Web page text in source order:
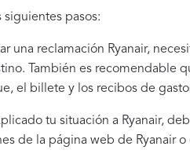
siguientes pasos:
una reclamación Ryanair,
También es recomendable
el billete y los recibos de
tu situación a Ryanair,
de la página web de Ryanair